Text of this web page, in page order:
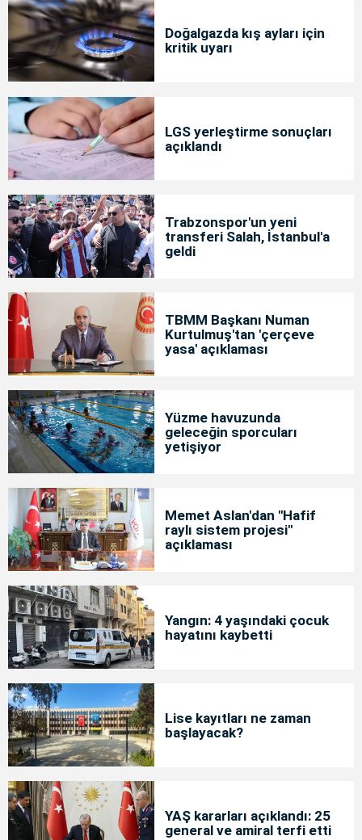
Doğalgazda kış ayları için
kritik uyarı
LGS yerleştirme sonuçları
açıklandı
Trabzonspor'un yeni
transferi Salah, İstanbul'a
geldi
TBMM Başkanı Numan
Kurtulmuş'tan 'çerçeve
yasa' açıklaması
Yüzme havuzunda
geleceğin sporcuları
yetişiyor
Memet Aslan'dan "Hafif
raylı sistem projesi"
açıklaması
Yangın: 4 yaşındaki çocuk
hayatını kaybetti
Lise kayıtları ne zaman
başlayacak?
YAŞ kararları açıklandı: 25
general ve amiral terfi etti